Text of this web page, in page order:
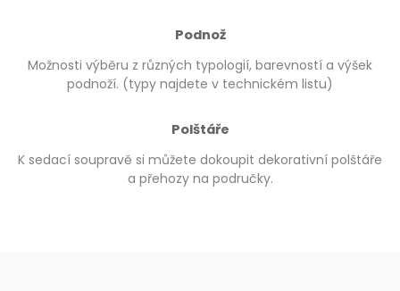
Podnož
Možnosti výběru z různých typologií, barevností a výšek
podnoží. (typy najdete v technickém listu)
Polštáře
K sedací soupravě si můžete dokoupit dekorativní polštáře
a přehozy na područky.